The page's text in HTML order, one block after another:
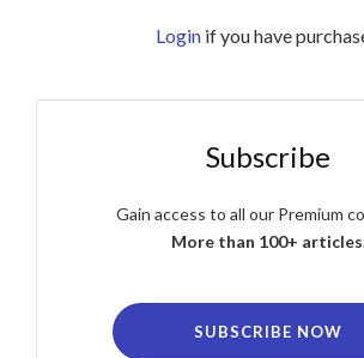
Login if you have
Subscribe
Gain access to all our Premium
More than 100+
SUBSCRIBE NOW